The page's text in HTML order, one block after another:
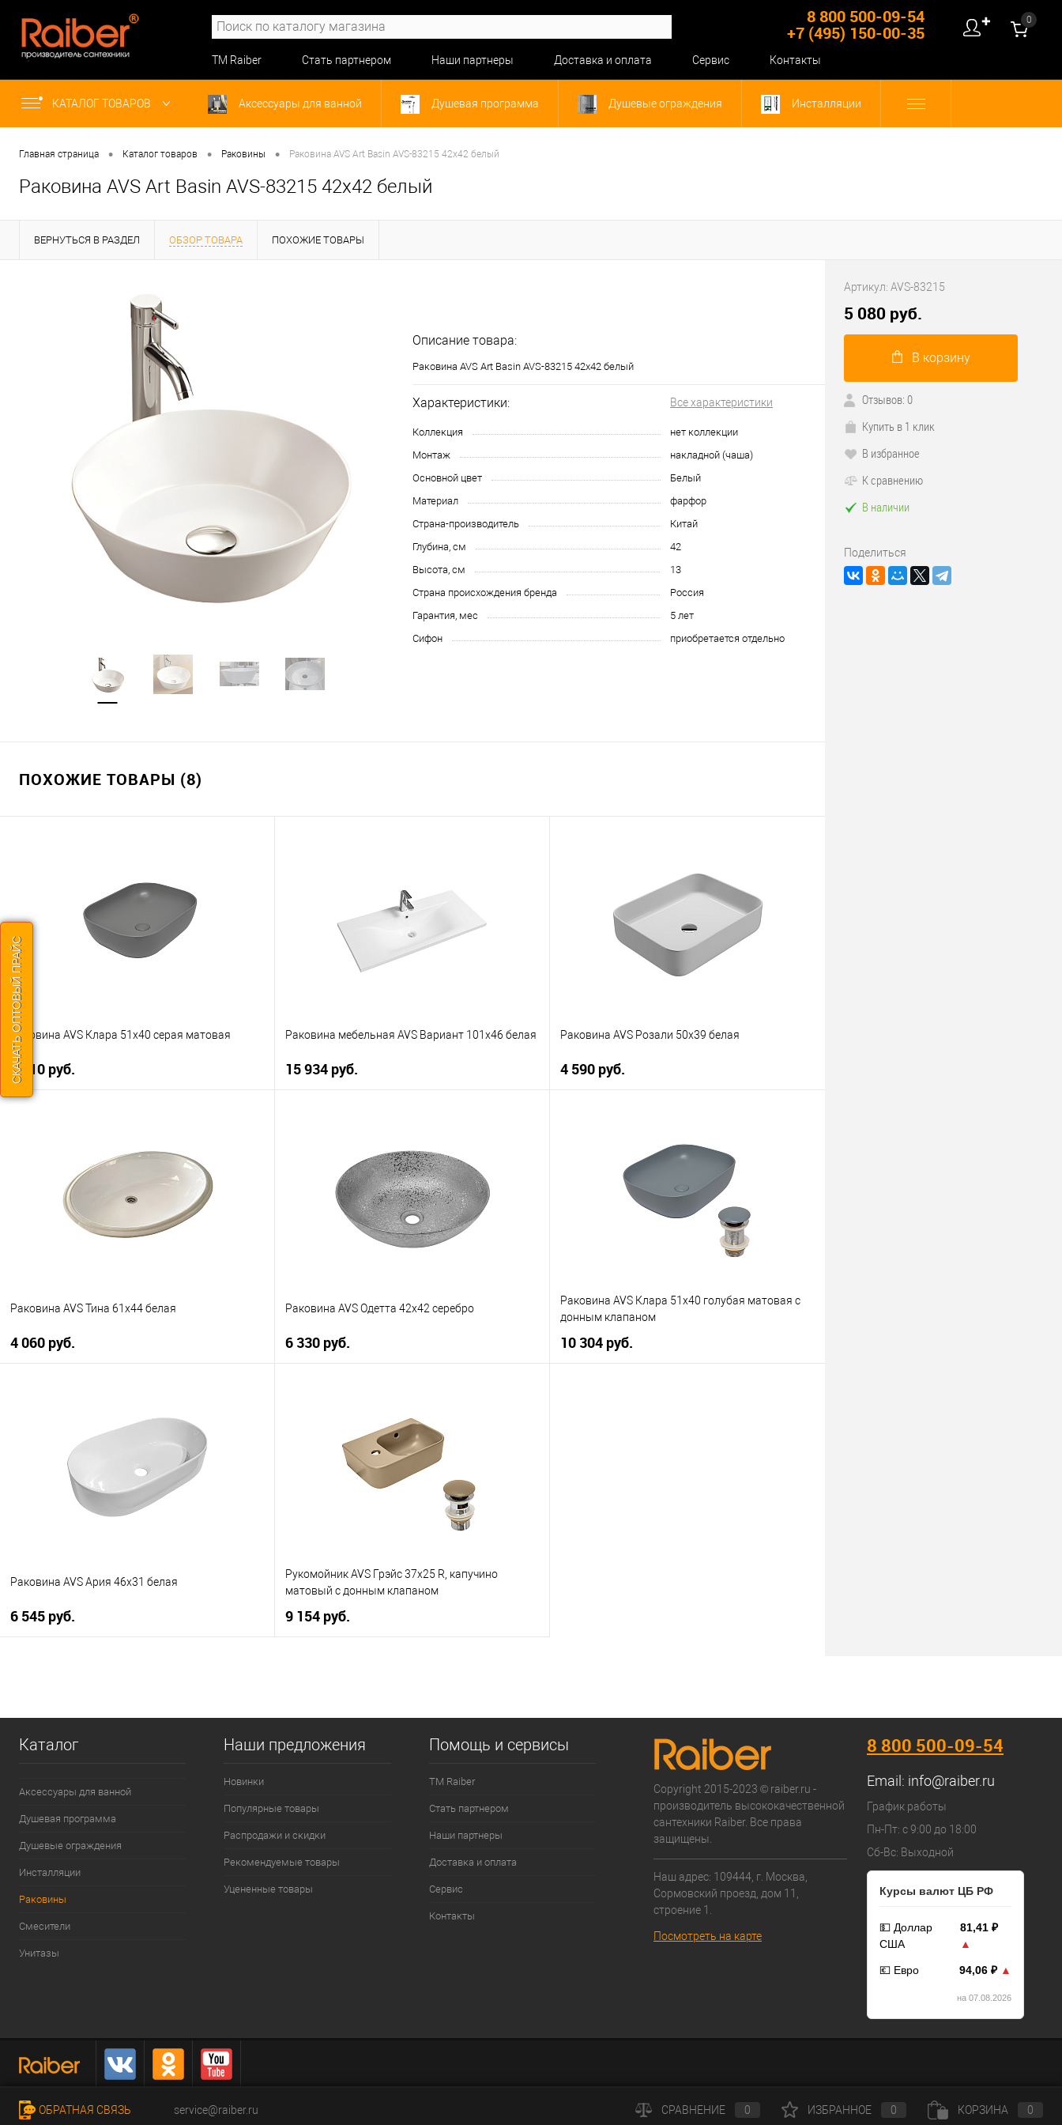
8 800 500-09-54
+7 (495) 150-00-35
ТМ Raiber Стать партнером Наши партнеры Доставка и оплата Сервис Контакты
✚ 0
КАТАЛОГ ТОВАРОВ Аксессуары для ванной Душевая программа Душевые ограждения Инсталляции
Главная страница • Каталог товаров • Раковины • Раковина AVS Art Basin AVS-83215 42х42 белый
Раковина AVS Art Basin AVS-83215 42х42 белый
ВЕРНУТЬСЯ В РАЗДЕЛ ОБЗОР ТОВАРА ПОХОЖИЕ ТОВАРЫ
Описание товара:
Раковина AVS Art Basin AVS-83215 42х42 белый
Характеристики: Все характеристики
Коллекция
нет коллекции
Монтаж
накладной (чаша)
Основной цвет
Белый
Материал
фарфор
Страна-производитель
Китай
Глубина, см
42
Высота, см
13
Страна происхождения бренда
Россия
Гарантия, мес
5 лет
Сифон
приобретается отдельно
ПОХОЖИЕ ТОВАРЫ (8)
Раковина AVS Клара 51x40 серая матовая
8 610 руб.
К сравнению
В избранное
В наличии
Раковина мебельная AVS Вариант 101x46 белая
15 934 руб.
Купить в 1 клик
К сравнению
В избранное
В наличии
Раковина AVS Розали 50x39 белая
4 590 руб.
Купить в 1 клик
К сравнению
В избранное
В наличии
Раковина AVS Тина 61х44 белая
4 060 руб.
К сравнению
В избранное
В наличии
Раковина AVS Одетта 42x42 серебро
6 330 руб.
Купить в 1 клик
В избранное
Раковина AVS Клара 51x40 голубая матовая с
донным клапаном
10 304 руб.
Раковина AVS Ария 46x31 белая
6 545 руб.
Рукомойник AVS Грэйс 37x25 R, капучино
матовый с донным клапаном
9 154 руб.
Артикул: AVS-83215
5 080 руб.
В корзину
Отзывов: 0
Купить в 1 клик
В избранное
К сравнению
В наличии
Поделиться
Каталог
Аксессуары для ванной
Душевая программа
Душевые ограждения
Инсталляции
Раковины
Смесители
Унитазы
Наши предложения
Новинки
Популярные товары
Распродажи и скидки
Рекомендуемые товары
Уцененные товары
Помощь и сервисы
ТМ Raiber
Стать партнером
Наши партнеры
Доставка и оплата
Сервис
Контакты
Copyright 2015-2023 © raiber.ru -
производитель высококачественной
сантехники Raiber. Все права
защищены.
Наш адрес: 109444, г. Москва,
Cормовский проезд, дом 11,
строение 1.
Посмотреть на карте
8 800 500-09-54
Email: info@raiber.ru
График работы
Пн-Пт: с 9:00 до 18:00
Сб-Вс: Выходной
Курсы валют ЦБ РФ
💵 Доллар
США
81,41 ₽
▲
💶 Евро 94,06 ₽ ▲
на 07.08.2026
СКАЧАТЬ ОПТОВЫЙ ПРАЙС
ОБРАТНАЯ СВЯЗЬ service@raiber.ru СРАВНЕНИЕ 0 ИЗБРАННОЕ 0 КОРЗИНА 0